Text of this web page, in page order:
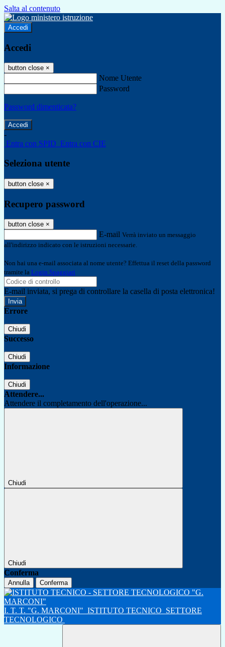
Salta al contenuto
Accedi
Accedi
button close ×
Nome Utente
Password
Password dimenticata?
-
Entra con SPID Entra con CIE
Seleziona utente
button close ×
Recupero password
button close ×
E-mail Verrà inviato un messaggio
all'indirizzo indicato con le istruzioni necessarie.
Non hai una e-mail associata al nome utente? Effettua il reset della password
tramite la Login Spaggiari
E-mail inviata, si prega di controllare la casella di posta elettronica!
Errore
Chiudi
Successo
Chiudi
Informazione
Chiudi
Attendere...
Attendere il completamento dell'operazione...
Chiudi
Chiudi
Conferma
Annulla Conferma
I. T. T. "G. MARCONI" ISTITUTO TECNICO SETTORE
TECNOLOGICO